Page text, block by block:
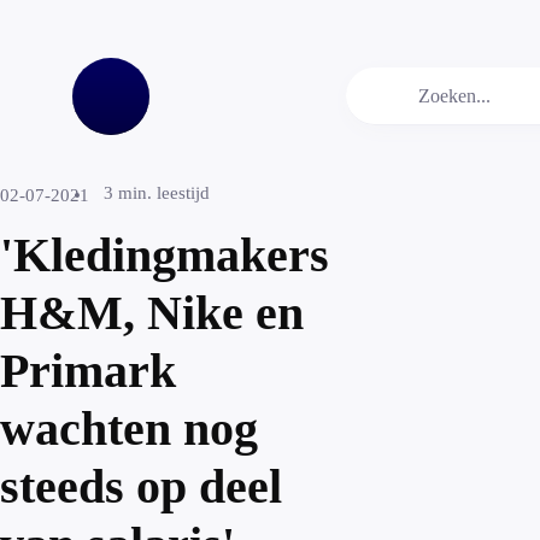
02-07-2021 3 min. leestijd
'Kledingmakers
H&M, Nike en
Primark
wachten nog
steeds op deel